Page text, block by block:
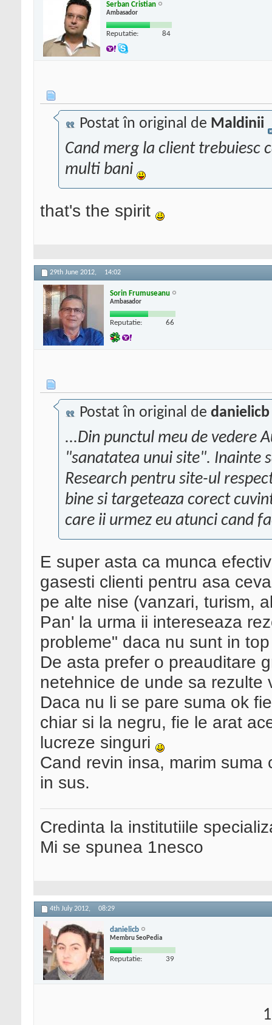
Serban Cristian
Ambasador
Reputatie: 84
Postat în original de Maldinii
Cand merg la client trebuiesc
multi bani
that's the spirit
29th June 2012, 14:02
Sorin Frumuseanu
Ambasador
Reputatie: 66
Postat în original de danielicb
...Din punctul meu de vedere
"sanatatea unui site". Inainte
Research pentru site-ul
bine si targeteaza corect
care ii urmez eu atunci cand
E super asta ca munca
gasesti clienti pentru asa
pe alte nise (vanzari, turism,
Pan' la urma ii intereseaza
probleme" daca nu sunt in
De asta prefer o preauditare
netehnice de unde sa rezulte
Daca nu li se pare suma ok
chiar si la negru, fie le arat
lucreze singuri
Cand revin insa, marim
in sus.
Credinta la institutiile
Mi se spunea 1nesco
4th July 2012, 08:29
danielicb
Membru SeoPedia
Reputatie: 39